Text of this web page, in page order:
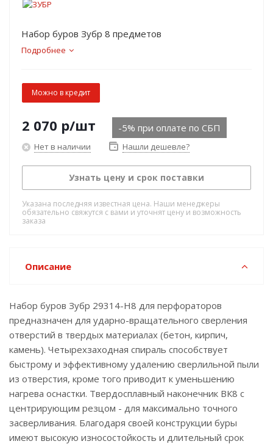
Набор буров Зубр 8 предметов
Подробнее
Можно в кредит
2 070 р/шт -5% при оплате по СБП
Нет в наличии Нашли дешевле?
Узнать цену и срок поставки
Указана последняя известная цена. Наши менеджеры
обязательно свяжутся с вами и уточнят цену и возможность
заказа
Описание
Набор буров Зубр 29314-H8 для перфораторов
предназначен для ударно-вращательного сверления
отверстий в твердых материалах (бетон, кирпич,
камень). Четырехзаходная спираль способствует
быстрому и эффективному удалению сверлильной пыли
из отверстия, кроме того приводит к уменьшению
нагрева оснастки. Твердосплавный наконечник ВК8 с
центрирующим резцом - для максимально точного
засверливания. Благодаря своей конструкции буры
имеют высокую износостойкость и длительный срок